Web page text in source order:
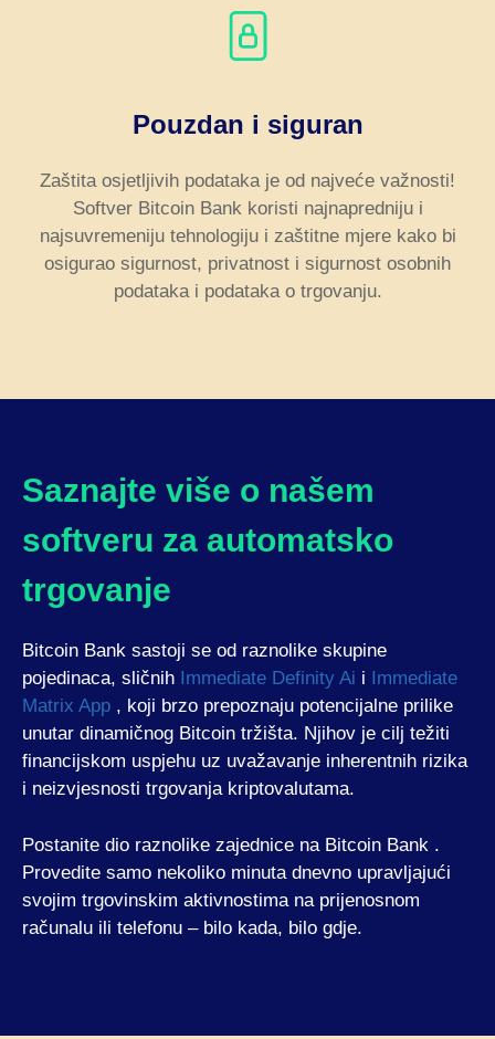
Pouzdan i siguran
Zaštita osjetljivih podataka je od najveće važnosti!
Softver Bitcoin Bank koristi najnapredniju i
najsuvremeniju tehnologiju i zaštitne mjere kako bi
osigurao sigurnost, privatnost i sigurnost osobnih
podataka i podataka o trgovanju.
Saznajte više o našem
softveru za automatsko
trgovanje
Bitcoin Bank sastoji se od raznolike skupine
pojedinaca, sličnih Immediate Definity Ai i Immediate
Matrix App , koji brzo prepoznaju potencijalne prilike
unutar dinamičnog Bitcoin tržišta. Njihov je cilj težiti
financijskom uspjehu uz uvažavanje inherentnih rizika
i neizvjesnosti trgovanja kriptovalutama.
Postanite dio raznolike zajednice na Bitcoin Bank .
Provedite samo nekoliko minuta dnevno upravljajući
svojim trgovinskim aktivnostima na prijenosnom
računalu ili telefonu – bilo kada, bilo gdje.